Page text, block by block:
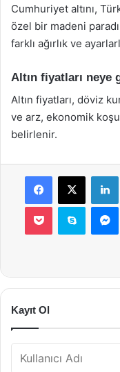
Cumhuriyet altını,
özel bir madeni
farklı ağırlık ve
Altın fiyatları neye
Altın fiyatları, döviz
ve arz, ekonomik
belirlenir.
Facebook
X
Pocket Skype
Kayıt Ol